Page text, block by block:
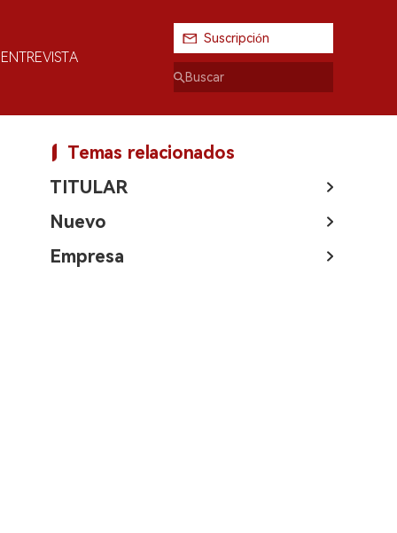
ENTREVISTA
Suscripción
Temas relacionados
TITULAR
Nuevo
Empresa